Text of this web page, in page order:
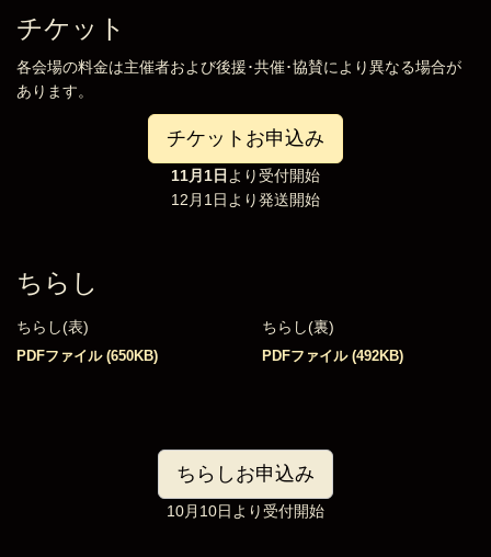
チケット
各会場の料金は主催者および後援･共催･協賛により異なる場合が
あります。
チケットお申込み
11月1日 より受付開始
12月1日より発送開始
ちらし
ちらし(表)
PDFファイル (650KB)
ちらし(裏)
PDFファイル (492KB)
ちらしお申込み
10月10日より受付開始